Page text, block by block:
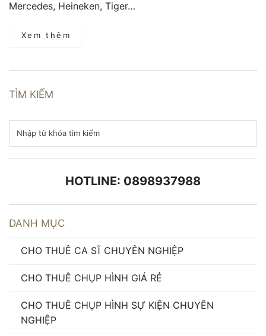
Mercedes, Heineken, Tiger…
Xem thêm
TÌM KIẾM
HOTLINE: 0898937988
DANH MỤC
CHO THUÊ CA SĨ CHUYÊN NGHIỆP
CHO THUÊ CHỤP HÌNH GIÁ RẺ
CHO THUÊ CHỤP HÌNH SỰ KIỆN CHUYÊN
NGHIỆP